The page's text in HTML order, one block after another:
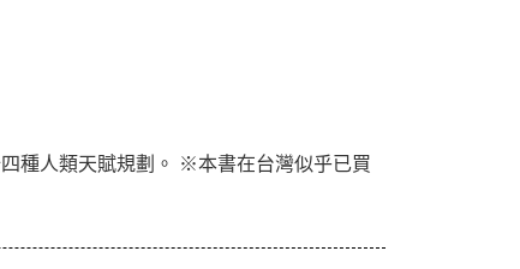
種人類天賦規劃。 ※本書在台灣似乎已買